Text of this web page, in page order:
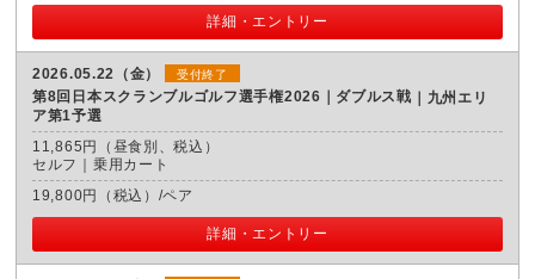
詳細・エントリー
2026.05.22（金） 受付終了
第8回日本スクランブルゴルフ選手権2026｜ダブルス戦
九州エリ
ア第1予選
11,865円（昼食別、税込）
セルフ｜乗用カート
19,800円（税込）/ペア
詳細・エントリー